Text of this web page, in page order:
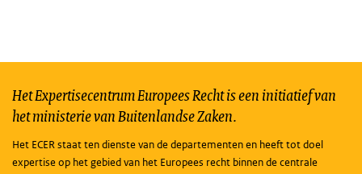
Het Expertisecentrum Europees Recht is een initiatief van
het ministerie van Buitenlandse Zaken.
Het ECER staat ten dienste van de departementen en heeft tot doel
expertise op het gebied van het Europees recht binnen de centrale